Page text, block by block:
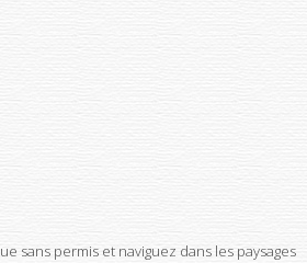
sans permis et naviguez dans les paysages